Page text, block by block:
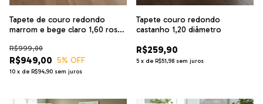
Tapete de couro redondo
marrom e bege claro 1,60 rosa
R$949,00
R$999,00
5% OFF
10 x de R$94,90 sem juros
Tapete couro redondo
castanho 1,20 diâmetro
R$259,90
5 x de R$51,98 sem juros